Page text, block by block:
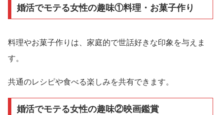
婚活でモテる女性の趣味①料理・お菓子作り
料理やお菓子作りは、家庭的で世話好きな印象を与えま
す。
共通のレシピや食べる楽しみを共有できます。
婚活でモテる女性の趣味②映画鑑賞